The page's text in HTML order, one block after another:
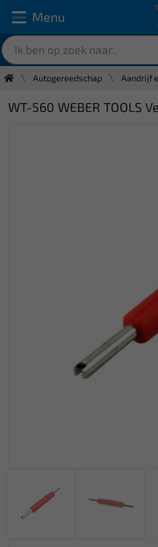
Menu
Autogereedschap Aandrijf
WT-560 WEBER TOOLS